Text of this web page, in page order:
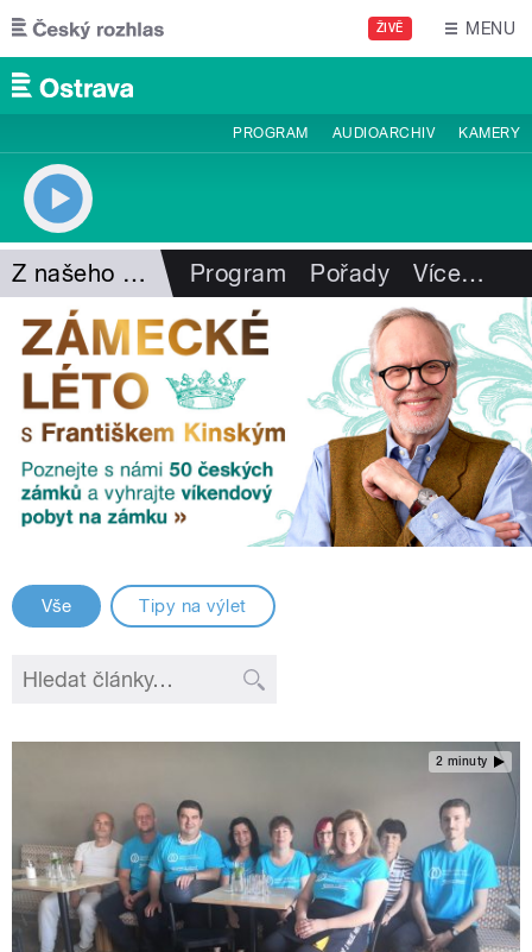
Přejít k hlavnímu obsahu
ŽIVĚ MENU
PROGRAM AUDIOARCHIV KAMERY
Z našeho vysílání Program Pořady Více…
Vše Tipy na výlet
2 minuty